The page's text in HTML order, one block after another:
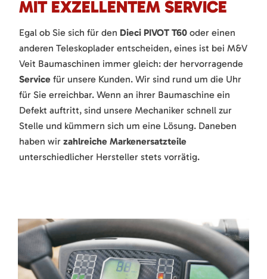
MIT EXZELLENTEM SERVICE
Egal ob Sie sich für den Dieci PIVOT T60 oder einen
anderen Teleskoplader entscheiden, eines ist bei M&V
Veit Baumaschinen immer gleich: der hervorragende
Service für unsere Kunden. Wir sind rund um die Uhr
für Sie erreichbar. Wenn an ihrer Baumaschine ein
Defekt auftritt, sind unsere Mechaniker schnell zur
Stelle und kümmern sich um eine Lösung. Daneben
haben wir zahlreiche Markenersatzteile
unterschiedlicher Hersteller stets vorrätig.